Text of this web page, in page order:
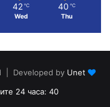
42 ℃
Wed
40 ℃
Thu
| Developed by Unet
24 часа: 40